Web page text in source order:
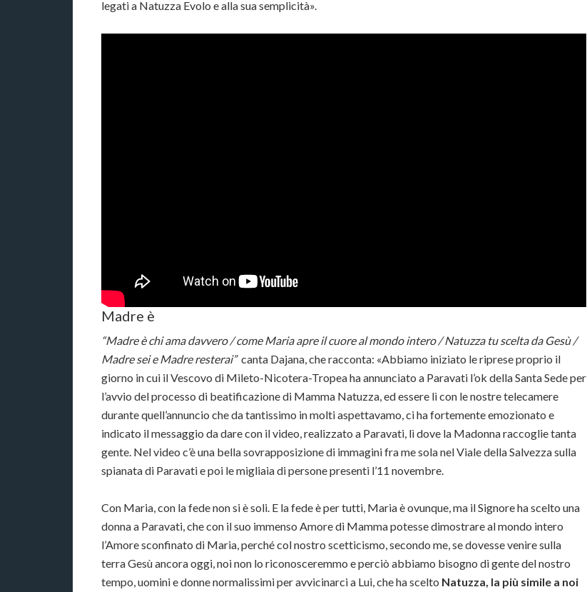
legati a Natuzza Evolo e alla sua semplicità».
Madre è
“Madre è chi ama davvero / come Maria apre il cuore al mondo intero / Natuzza tu scelta da Gesù /
Madre sei e Madre resterai”canta Dajana, che racconta: «Abbiamo iniziato le riprese proprio il
giorno in cui il Vescovo di Mileto-Nicotera-Tropea ha annunciato a Paravati l’ok della Santa Sede per
l’avvio del processo di beatificazione di Mamma Natuzza, ed essere lì con le nostre telecamere
durante quell’annuncio che da tantissimo in molti aspettavamo, ci ha fortemente emozionato e
indicato il messaggio da dare con il video, realizzato a Paravati, lì dove la Madonna raccoglie tanta
gente. Nel video c’è una bella sovrapposizione di immagini fra me sola nel Viale della Salvezza sulla
spianata di Paravati e poi le migliaia di persone presenti l’11 novembre.
Con Maria, con la fede non si è soli. E la fede è per tutti, Maria è ovunque, ma il Signore ha scelto una
donna a Paravati, che con il suo immenso Amore di Mamma potesse dimostrare al mondo intero
l’Amore sconfinato di Maria, perché col nostro scetticismo, secondo me, se dovesse venire sulla
terra Gesù ancora oggi, noi non lo riconosceremmo e perciò abbiamo bisogno di gente del nostro
tempo, uomini e donne normalissimi per avvicinarci a Lui, che ha scelto Natuzza, la più simile a noi